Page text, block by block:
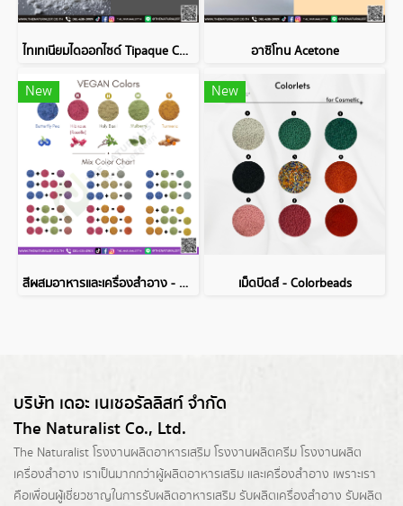
ไทเทเนียมไดออกไซด์ Tipaque CR50 อาซิโทน Acetone
New
สีผสมอาหารและเครื่องสำอาง - VEGAN Colors
New
เม็ดบีดส์ - Colorbeads
บริษัท เดอะ เนเชอรัลลิสท์ จำกัด
The Naturalist Co., Ltd.
The Naturalist โรงงานผลิตอาหารเสริม โรงงานผลิตครีม โรงงานผลิต
เครื่องสำอาง เราเป็นมากกว่าผู้ผลิตอาหารเสริม และเครื่องสำอาง เพราะเรา
คือเพื่อนผู้เชี่ยวชาญในการรับผลิตอาหารเสริม รับผลิตเครื่องสำอาง รับผลิต